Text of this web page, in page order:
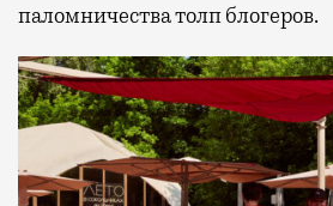
паломничества толп блогеров.